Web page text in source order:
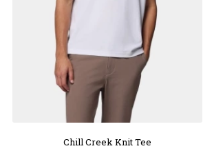
Chill Creek Knit Tee